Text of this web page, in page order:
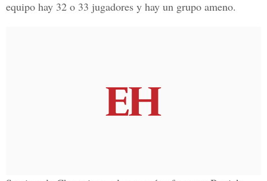
equipo hay 32 o 33 jugadores y hay un grupo ameno.